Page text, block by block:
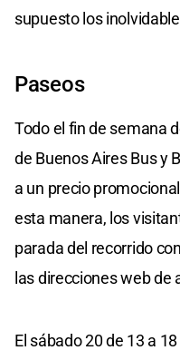
supuesto los
Paseos
Todo el fin de semana
de Buenos Aires Bus y
a un precio
esta manera, los
parada del recorrido
las direcciones web
El sábado 20 de 13 a